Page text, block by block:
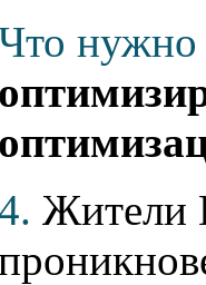
нужно
Жители